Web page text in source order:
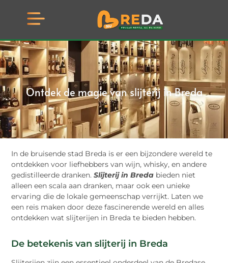
Ontdek de magie van slijterij in Breda
In de bruisende stad Breda is er een bijzondere wereld te
ontdekken voor liefhebbers van wijn, whisky, en andere
gedistilleerde dranken.Slijterij in Breda bieden niet
alleen een scala aan dranken, maar ook een unieke
ervaring die de lokale gemeenschap verrijkt. Laten we
een reis maken door deze fascinerende wereld en alles
ontdekken wat slijterijen in Breda te bieden hebben.
De betekenis van slijterij in Breda